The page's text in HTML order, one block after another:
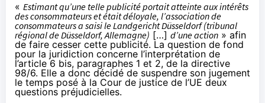
« Estimant qu’une telle publicité portait atteinte aux intérêts
des consommateurs et était déloyale, l’association de
consommateurs a saisi le Landgericht Düsseldorf (tribunal
régional de Düsseldorf, Allemagne) […] d’une action » afin
de faire cesser cette publicité. La question de fond
pour la juridiction concerne l’interprétation de
l’article 6 bis, paragraphes 1 et 2, de la directive
98/6. Elle a donc décidé de suspendre son jugement
le temps posé à la Cour de justice de l’UE deux
questions préjudicielles.